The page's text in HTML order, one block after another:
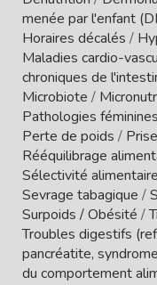
menée par l'enfant
Horaires décalés /
Maladies cardio-
chroniques de
Microbiote /
Pathologies féminines
Perte de poids /
Rééquilibrage
Sélectivité
Sevrage tabagique /
Surpoids / Obésité /
Troubles digestifs
pancréatite,
du comportement